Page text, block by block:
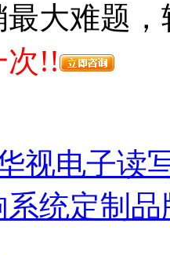
大难题
次!!
视电子读
统定制